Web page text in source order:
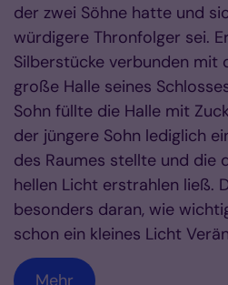
der zwei Söhne hatte und
würdigere Thronfolger sei.
Silberstücke verbunden mit
große Halle seines
Sohn füllte die Halle mit
der jüngere Sohn lediglich
des Raumes stellte und die
hellen Licht erstrahlen ließ.
besonders daran, wie
schon ein kleines Licht
Mehr